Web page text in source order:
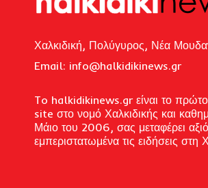
Χαλκιδική, Πολύγυρος, Νέα
Email: info@halkidikinews.gr
To halkidikinews.gr είναι το πρώτο
site στο νομό Χαλκιδικής και
Μάιο του 2006, σας μεταφέρει
εμπεριστατωμένα τις ειδήσεις στη